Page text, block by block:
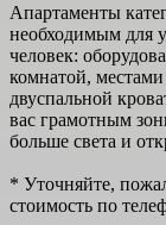
Апартаменты
необходимым для
человек:
комнатой,
двуспальной
вас грамотным
больше света и
* Уточняйте,
стоимость по